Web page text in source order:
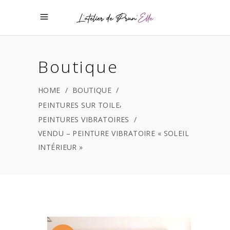
Boutique
HOME / BOUTIQUE /
PEINTURES SUR TOILE,
PEINTURES VIBRATOIRES /
VENDU – PEINTURE VIBRATOIRE « SOLEIL
INTÉRIEUR »